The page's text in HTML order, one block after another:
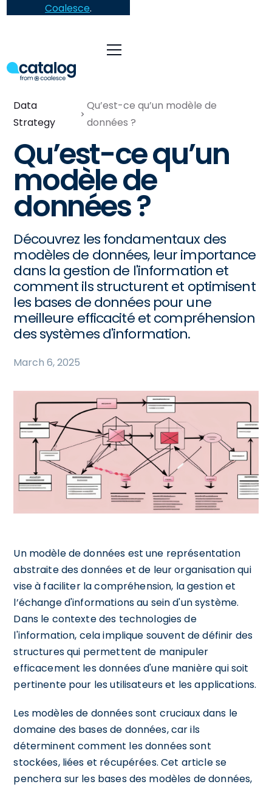
Coalesce.
Data
Strategy
Qu’est-ce qu’un modèle de
données ?
Qu’est-ce qu’un
modèle de
données ?
Découvrez les fondamentaux des
modèles de données, leur importance
dans la gestion de l'information et
comment ils structurent et optimisent
les bases de données pour une
meilleure efficacité et compréhension
des systèmes d'information.
March 6, 2025
Un modèle de données est une représentation
abstraite des données et de leur organisation qui
vise à faciliter la compréhension, la gestion et
l’échange d'informations au sein d'un système.
Dans le contexte des technologies de
l'information, cela implique souvent de définir des
structures qui permettent de manipuler
efficacement les données d'une manière qui soit
pertinente pour les utilisateurs et les applications.
Les modèles de données sont cruciaux dans le
domaine des bases de données, car ils
déterminent comment les données sont
stockées, liées et récupérées. Cet article se
penchera sur les bases des modèles de données,